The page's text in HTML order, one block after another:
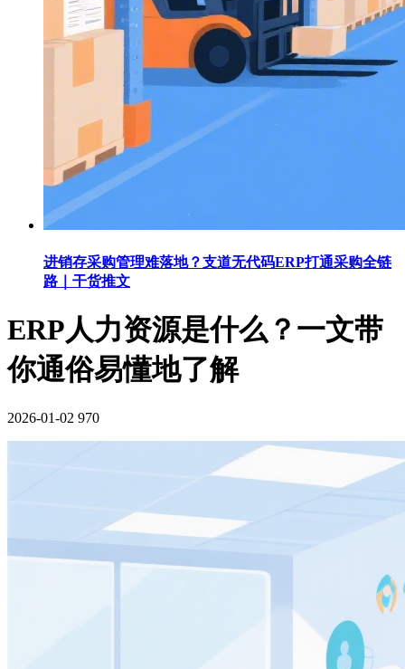
进销存采购管理难落地？支道无代码ERP打通采购全链
路｜干货推文
ERP人力资源是什么？一文带
你通俗易懂地了解
2026-01-02 970